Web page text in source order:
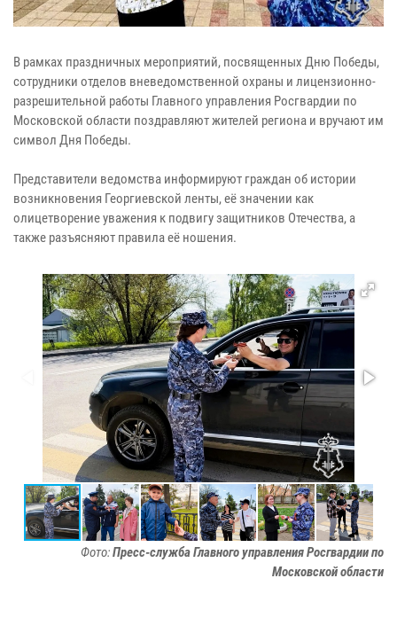
В рамках праздничных мероприятий, посвященных Дню Победы,
сотрудники отделов вневедомственной охраны и лицензионно-
разрешительной работы Главного управления Росгвардии по
Московской области поздравляют жителей региона и вручают им
символ Дня Победы.
Представители ведомства информируют граждан об истории
возникновения Георгиевской ленты, её значении как
олицетворение уважения к подвигу защитников Отечества, а
также разъясняют правила её ношения.
Фото:Пресс-служба Главного управления Росгвардии по
Московской области